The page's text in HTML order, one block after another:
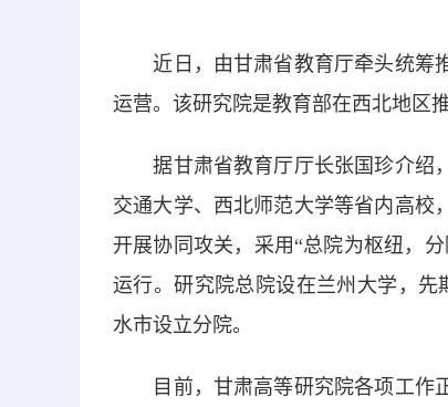
近日，由甘肃省教育厅牵头统筹推
运营。该研究院是教育部在西北地区
据甘肃省教育厅厅长张国珍介绍，
交通大学、西北师范大学等省内高校
开展协同攻关，采用“总院为枢纽，
运行。研究院总院设在兰州大学，
水市设立分院。
目前，甘肃高等研究院各项工作正